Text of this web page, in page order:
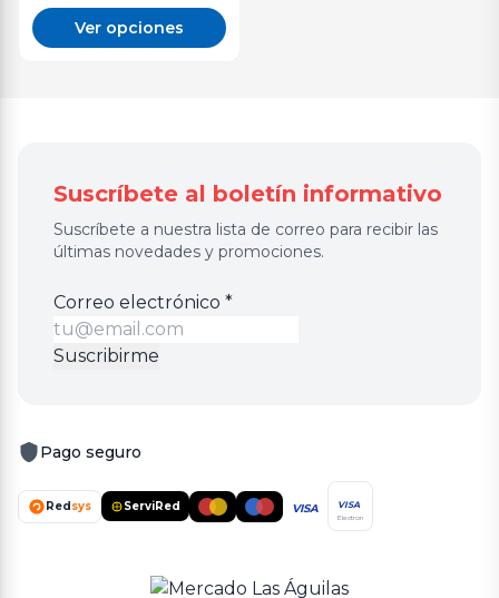
Ver opciones
Suscríbete al boletín informativo
Suscríbete a nuestra lista de correo para recibir las
últimas novedades y promociones.
Correo
electrónico
Correo electrónico *
Suscribirme
Pago seguro
Redsys ServiRed VISA VISA
Electron